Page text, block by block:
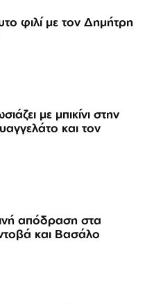
φιλί με τον Δημήτρη
με μπικίνι στην
και τον
απόδραση στα
και Βασάλο